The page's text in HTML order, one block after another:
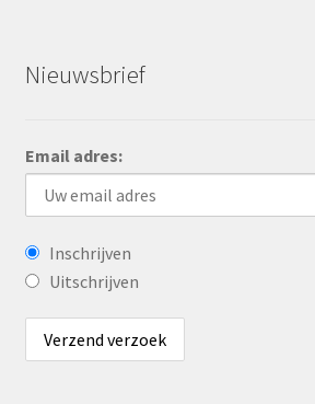
Nieuwsbrief
Email adres:
Inschrijven
Uitschrijven